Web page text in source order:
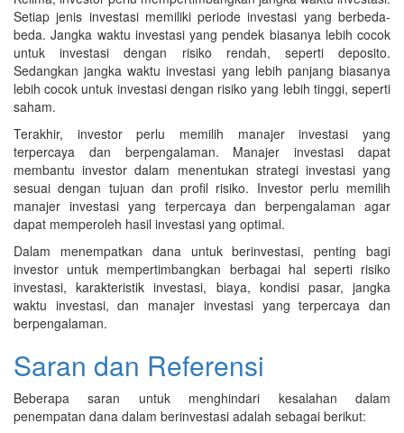
Setiap jenis investasi memiliki periode investasi yang berbeda-
beda. Jangka waktu investasi yang pendek biasanya lebih cocok
untuk investasi dengan risiko rendah, seperti deposito.
Sedangkan jangka waktu investasi yang lebih panjang biasanya
lebih cocok untuk investasi dengan risiko yang lebih tinggi, seperti
saham.
Terakhir, investor perlu memilih manajer investasi yang
terpercaya dan berpengalaman. Manajer investasi dapat
membantu investor dalam menentukan strategi investasi yang
sesuai dengan tujuan dan profil risiko. Investor perlu memilih
manajer investasi yang terpercaya dan berpengalaman agar
dapat memperoleh hasil investasi yang optimal.
Dalam menempatkan dana untuk berinvestasi, penting bagi
investor untuk mempertimbangkan berbagai hal seperti risiko
investasi, karakteristik investasi, biaya, kondisi pasar, jangka
waktu investasi, dan manajer investasi yang terpercaya dan
berpengalaman.
Saran dan Referensi
Beberapa saran untuk menghindari kesalahan dalam
penempatan dana dalam berinvestasi adalah sebagai berikut: